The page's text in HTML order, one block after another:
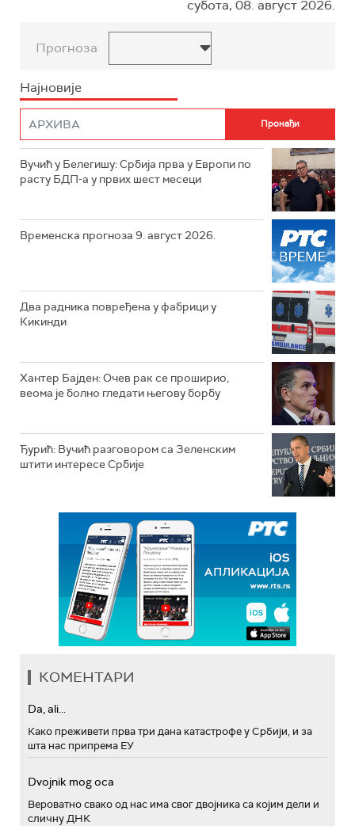
субота, 08. август 2026.
Прогноза
Најновије
Вучић у Белегишу: Србија прва у Европи по
расту БДП-а у првих шест месеци
Временска прогноза 9. август 2026.
Два радника повређена у фабрици у
Кикинди
Хантер Бајден: Очев рак се проширио,
веома је болно гледати његову борбу
Ђурић: Вучић разговором са Зеленским
штити интересе Србије
КОМЕНТАРИ
Da, ali...
Како преживети прва три дана катастрофе у Србији, и за
шта нас припрема ЕУ
Dvojnik mog oca
Вероватно свако од нас има свог двојника са којим дели и
сличну ДНК